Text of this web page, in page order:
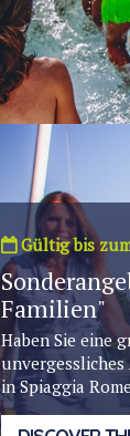
Gültig bis
Familien"
Haben Sie eine
in Spiaggia